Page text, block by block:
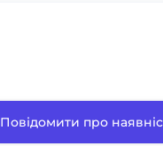
Повідомити про